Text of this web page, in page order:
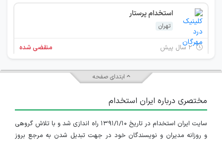
استخدام پرستار
تهران
۲ سال پیش منقضی شده
استخدام پرستار
۲ سال پیش منقضی شده
استخدام منشی
ابتدای صفحه
مختصری درباره ایران استخدام
سایت ایران استخدام در تاریخ ۱۳۹۱/۱/۱۰ راه اندازی شد و با تلاش گروهی
و روزانه مدیران و نویسندگان خود در جهت تبدیل شدن به مرجع بروز